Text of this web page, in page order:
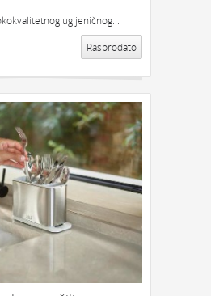
ugljeničnog...
Rasprodato